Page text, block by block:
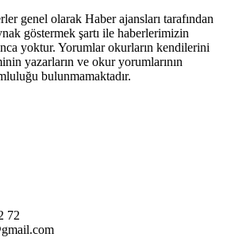
genel olarak Haber ajansları tarafından
göstermek şartı ile haberlerimizin
yoktur. Yorumlar okurların kendilerini
yazarların ve okur yorumlarının
bulunmamaktadır.
72